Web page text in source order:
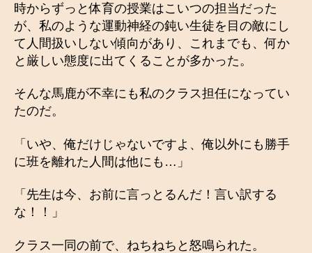
時からずっと体育の授業はこいつの担当だった
が、私のような運動神経の鈍い生徒を目の敵にし
て人間扱いしない傾向があり、これまでも、何か
と厳しい態度に出てくることが多かった。
そんな馬鹿が不幸にも私のクラス担任になってい
たのだ。
「いや、俺だけじゃないですよ、俺以外にも勝手
に班を離れた人間は他にも…」
「先生は今、お前に言っとるんだ！言い訳する
な！！」
クラス一同の前で、ねちねちと怒鳴られた。